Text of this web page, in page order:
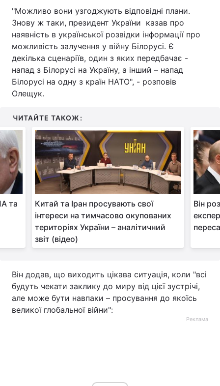
"Можливо вони узгоджують відповідні плани.
Знову ж таки, президент України казав про
наявність в української розвідки інформації про
можливість залучення у війну Білорусі. Є
декілька сценаріїв, один з яких передбачає -
напад з Білорусі на Україну, а інший – напад
Білорусі на одну з країн НАТО", - розповів
Олещук.
ЧИТАЙТЕ ТАКОЖ:
та
Китай та Іран просувають свої
інтереси на тимчасово окупованих
територіях України – аналітичний
звіт (відео)
Він
Він додав, що виходить цікава ситуація, коли "всі
будуть чекати заклику до миру від цієї зустрічі,
але може бути навпаки – просування до якоїсь
великої глобальної війни":
Реклама